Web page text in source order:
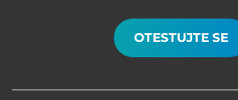
OTESTUJTE SE